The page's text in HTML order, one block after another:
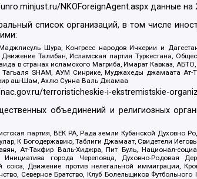
NKOForeignAgent.aspx данные на
список организаций, в том числе
Шура, Конгресс народов Ичкерии и
Движение Талибан, Исламская партия Туркестана,
в странах исламского Магриба, Имарат Кавказ,
Тагьаля SHAM, АУМ Синрике, Муджахеды джамаата Ат-
аш-Шам, Ахлю Сунна Валь Джамаа
terroristicheskie-i-ekstremistskie-
объединений и религиозных
партия, ВЕК РА, Рада земли Кубанской
К Богодержавию, Таблиги Джамаат, Свидетели
Ат-Такфир Валь-Хиджра, Пит Буль, Национал-
Инициатива города Череповца, Духовно-Родовая
союз, Движение против нелегальной иммиграции,
Северное Братство, Клуб Болельщиков